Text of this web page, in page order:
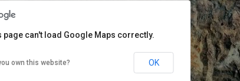
page can't load Google Maps correctly.
own this website? OK